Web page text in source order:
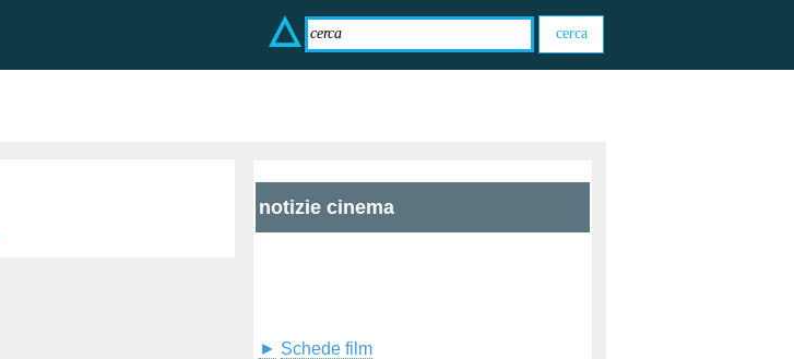
notizie cinema
► Schede film